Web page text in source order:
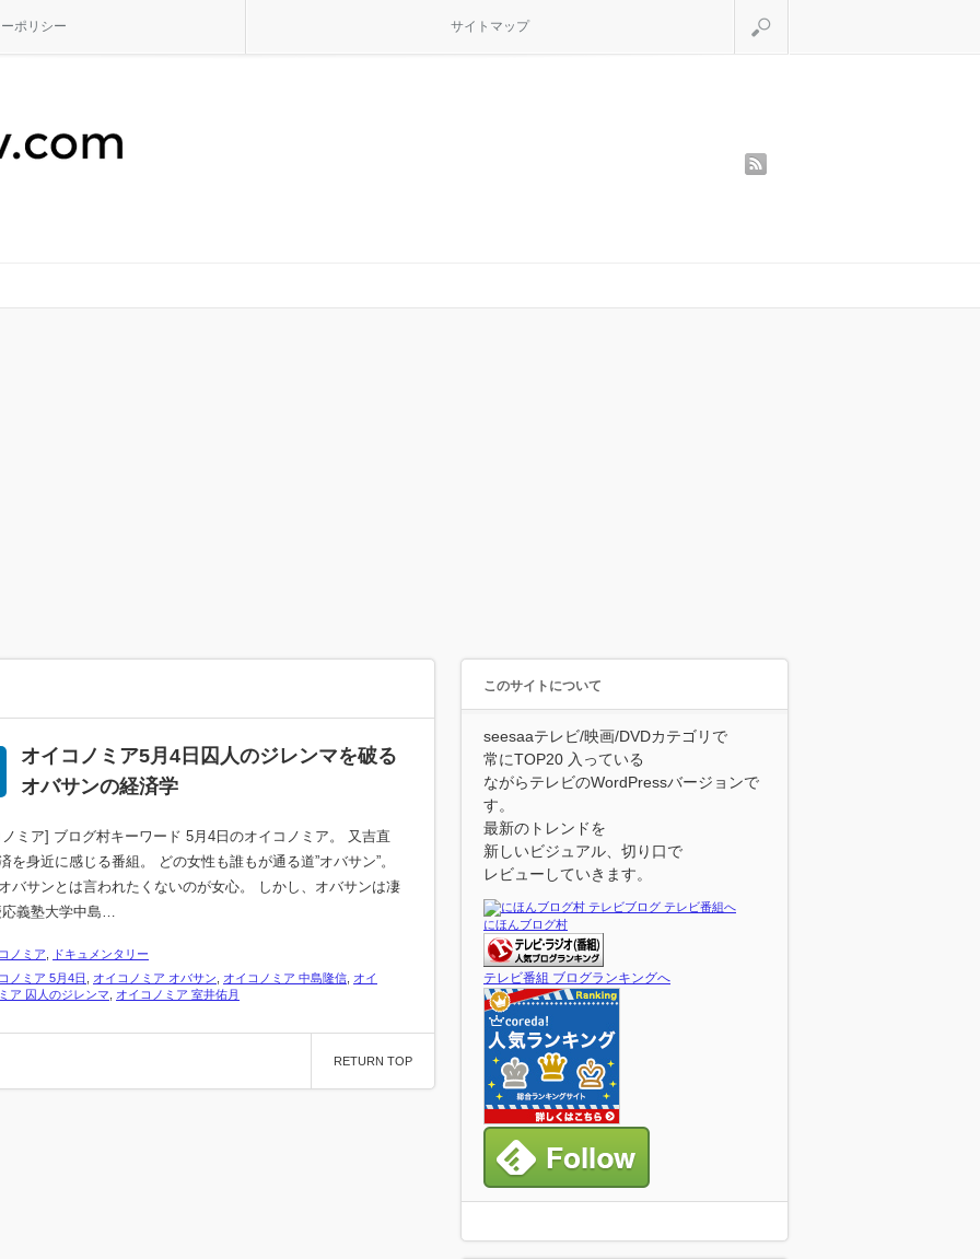
ポリシー サイトマップ
オイコノミア5月4日囚人のジレンマを破る
オバサンの経済学
ノミア] ブログ村キーワード 5月4日のオイコノミア。 又吉直
を身近に感じる番組。 どの女性も誰もが通る道”オバサン”。
バサンとは言われたくないのが女心。 しかし、オバサンは凄
応義塾大学中島…
ノミア
ドキュメンタリー
ノミア 5月4日
オイコノミア オバサン オイコノミア 中島隆信 オイ
ア 囚人のジレンマ
オイコノミア 室井佑月
RETURN TOP
このサイトについて
seesaaテレビ/映画/DVDカテゴリで
常にTOP20 入っている
ながらテレビのWordPressバージョンで
す。
最新のトレンドを
新しいビジュアル、切り口で
レビューしていきます。
にほんブログ村
テレビ番組 ブログランキングへ